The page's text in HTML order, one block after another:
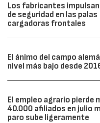
Los fabricantes
de seguridad en las palas
cargadoras frontales
El ánimo del campo
nivel más bajo desde
El empleo agrario pierde
40.000 afiliados en julio
paro sube ligeramente